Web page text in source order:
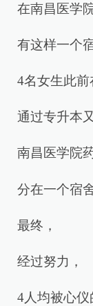
在南昌医学
有这样一个
4名女生此前
通过专升本
南昌医学院
分在一个宿舍
最终，
经过努力，
4人均被心仪